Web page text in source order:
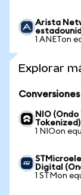
Arista
1 ANETon
Explorar
NIO
Tokenized)
1 NIOon
Digital
1 STMon